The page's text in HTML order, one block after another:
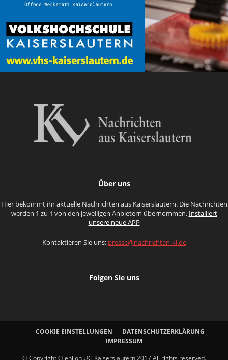
Über uns
Hier bekommt ihr aktuelle Nachrichten aus Kaiserslautern. Die Nachrichten
werden 1 zu 1 von den jeweiligen Anbietern übernommen. Installiert
unsere neue APP
Kontaktieren Sie uns: presse@nachrichten-kl.de
Folgen Sie uns
COOKIE EINSTELLUNGEN
DATENSCHUTZERKLÄRUNG
IMPRESSUM
© Copyright © enilon UG Kaiserslautern 2017 All rights reserved.